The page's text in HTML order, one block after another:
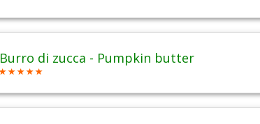
Burro di zucca - Pumpkin butter